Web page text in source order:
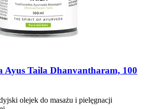
Ayus Taila Dhanvantharam, 100
olejek do masażu i pielęgnacji